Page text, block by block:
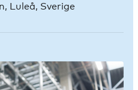
Luleå, Sverige